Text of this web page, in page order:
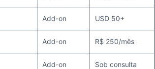
Add-on USD 50+
Add-on R$ 250/mês
Add-on Sob consulta